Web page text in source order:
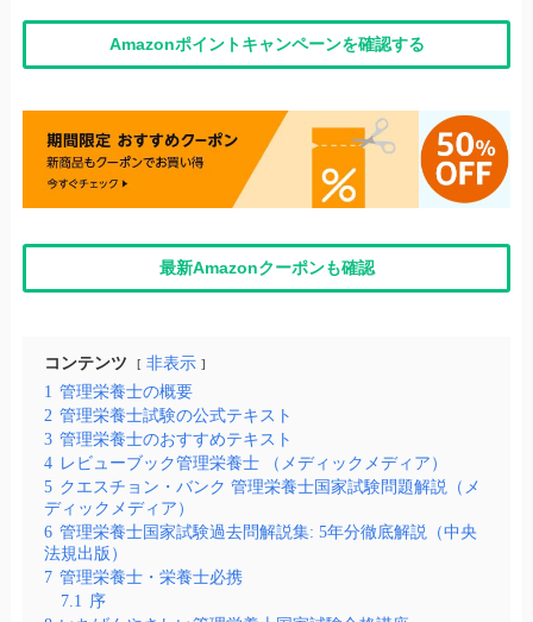
Amazonポイントキャンペーンを確認する
最新Amazonクーポンも確認
コンテンツ
非表示
1 管理栄養士の概要
2 管理栄養士試験の公式テキスト
3 管理栄養士のおすすめテキスト
4 レビューブック管理栄養士 （メディックメディア）
5 クエスチョン・バンク 管理栄養士国家試験問題解説（メ
ディックメディア）
6 管理栄養士国家試験過去問解説集: 5年分徹底解説（中央
法規出版）
7 管理栄養士・栄養士必携
7.1 序